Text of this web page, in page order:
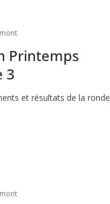
Printemps
3
et résultats de la ronde